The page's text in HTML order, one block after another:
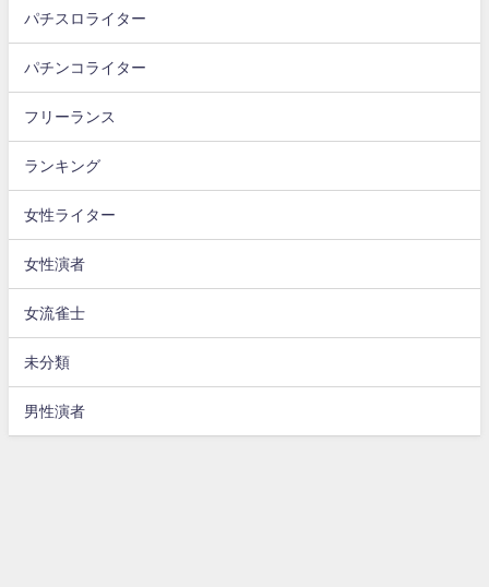
パチスロライター
パチンコライター
フリーランス
ランキング
女性ライター
女性演者
女流雀士
未分類
男性演者